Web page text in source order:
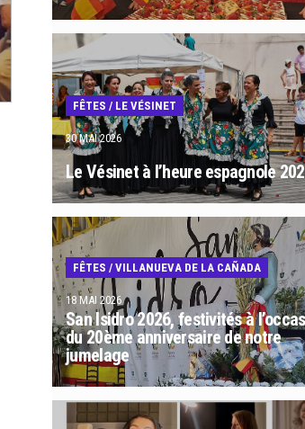
FÊTES / LE VÉSINET
30 MAI 2026
Le Vésinet à l’heure espagnole
FÊTES /VILLANUEVA DE LA CAÑADA
18 MAI 2026
San Isidro 2026, festivités à
du 20ème anniversaire de notre
jumelage